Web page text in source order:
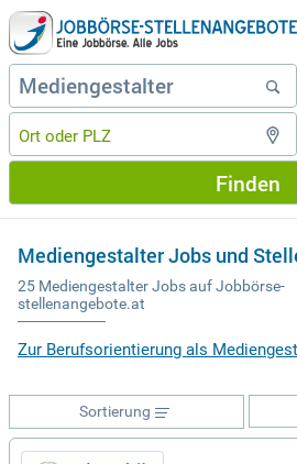
Finden
Mediengestalter Jobs und
25 Mediengestalter Jobs auf Jobbörse-
stellenangebote.at
Zur Berufsorientierung als
Sortierung